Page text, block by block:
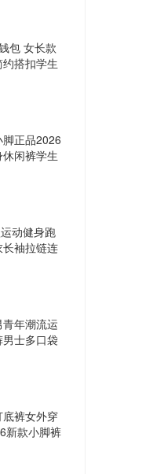
包 女长款
搭扣学生
正品2026
闲裤学生
动健身跑
袖拉链连
年潮流运
士多口袋
裤女外穿
新款小脚裤